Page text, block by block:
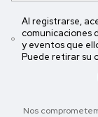
Al registrarse,
comunicaciones
y eventos que
Puede retirar su
Nos